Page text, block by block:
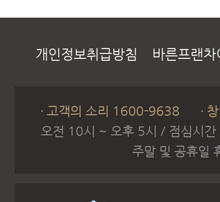
개인정보취급방침 바른프랜차
고객의 소리 1600-9638
오전 10시 ~ 오후 5시 / 점심시
주말 및 공휴일